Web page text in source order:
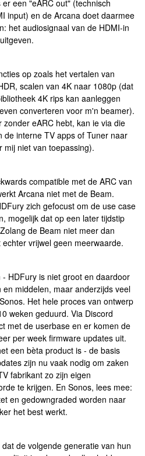
een "eARC out" (technisch
input) en de Arcana doet daarmee
het audiosignaal van de HDMI-in
op zoals het vertalen van
scalen van 4K naar 1080p (dat
4K rips kan aanleggen
converteren voor m'n beamer).
eARC hebt, kan ie via die
de interne TV apps of Tuner naar
mij niet van toepassing).
compatible met de ARC van
Arcana niet met de Beam.
zich gefocust om de use case
mogelijk dat op een later tijdstip
de Beam niet meer dan
vrijwel geen meerwaarde.
HDFury is niet groot en daardoor
middelen, maar anderzijds veel
Het hele proces van ontwerp
weken geduurd. Via Discord
met de userbase en er komen de
per week firmware updates uit.
een bèta product is - de basis
zijn nu vaak nodig om zaken
fabrikant zo zijn eigen
te krijgen. En Sonos, lees mee:
en gedowngraded worden naar
het best werkt.
de volgende generatie van hun